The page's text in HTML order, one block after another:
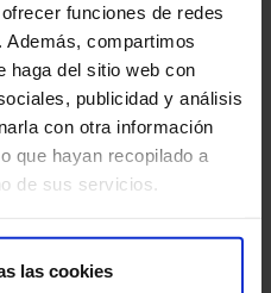
funciones de redes
compartimos
haga del sitio web con
publicidad y análisis
con otra información
que hayan recopilado a
de sus servicios.
las cookies
Hamadi